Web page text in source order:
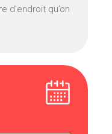
d’endroit qu’on